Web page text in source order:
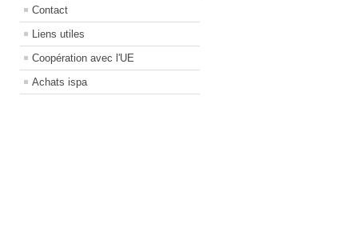
Contact
Liens utiles
Coopération avec l'UE
Achats ispa